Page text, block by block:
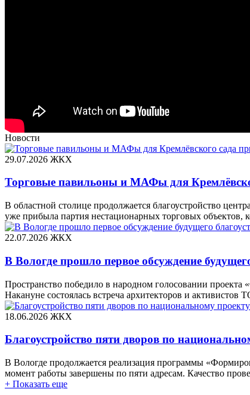
Новости
29.07.2026 ЖКХ
Торговые павильоны и МАФы для
В областной столице продолжается благоустройство
уже прибыла партия нестационарных торговых объектов,
22.07.2026 ЖКХ
В Вологде прошло первое обсуждение
Пространство победило в народном голосовании проекта
Накануне состоялась встреча архитекторов и
18.06.2026 ЖКХ
Благоустройство пяти дворов по
В Вологде продолжается реализация программы
момент работы завершены по пяти адресам. Качество
+ Показать еще